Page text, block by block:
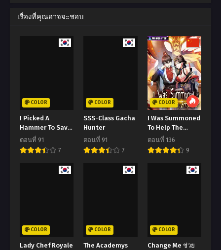
ตอนที่ 89 ตอนที่ 88
ธันวาคม 8, 2024
ตุลาคม 13, 2024
กันยายน 29, 2024
ตอนที่ 83
กันยายน 23, 2024
ตอนที่ 82
กันยายน 23, 2024
ตอนที่ 81
กันยายน 23, 2024 กันยายน 23, 2024
ตอนที่ 78
ตอนที่ 75
สิงหาคม 5, 2024 สิงหาคม 5, 2024
เรื่องที่คุณอาจจะชอบ
COLOR
I Picked A
Hammer To Save
The World
ตอนที่ 91
7
COLOR
SSS-Class Gacha
Hunter
ตอนที่ 91
7
COLOR
I Was Summoned
To Help The
Empress
ตอนที่ 136
9
COLOR
Lady Chef Royale
COLOR
The Academys
COLOR
Change Me ช่วย